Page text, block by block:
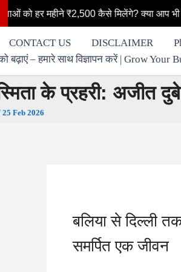
कैसे मिलेंगे? क्या आप भी लक्ष्मी योजना की
CONTACT US DISCLAIMER
बढ़ाएं – हमारे साथ विज्ञापन करें | Grow
के प्रहरी: अजीत दुबे
25 Feb 2026
बलिया से दिल्ली
समर्पित एक जीवन